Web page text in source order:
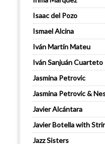
Isaac del Pozo
Ismael Alcina
Iván Martín Mateu
Iván Sanjuán Cuarteto
Jasmina Petrovic
Jasmina Petrovic &
Javier Alcántara
Javier Botella with
Jazz Sisters